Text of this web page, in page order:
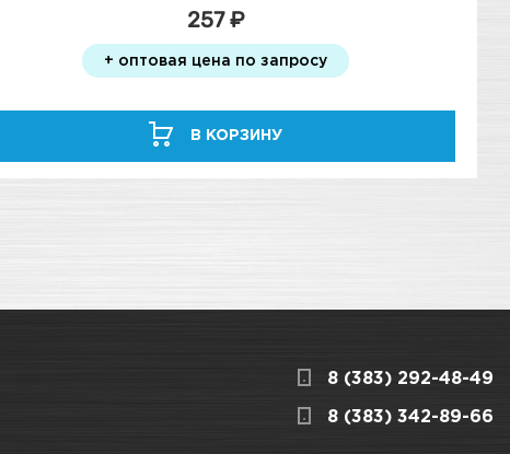
257 ₽
+ оптовая цена по запросу
В КОРЗИНУ
8 (383) 292-48-49
8 (383) 342-89-66